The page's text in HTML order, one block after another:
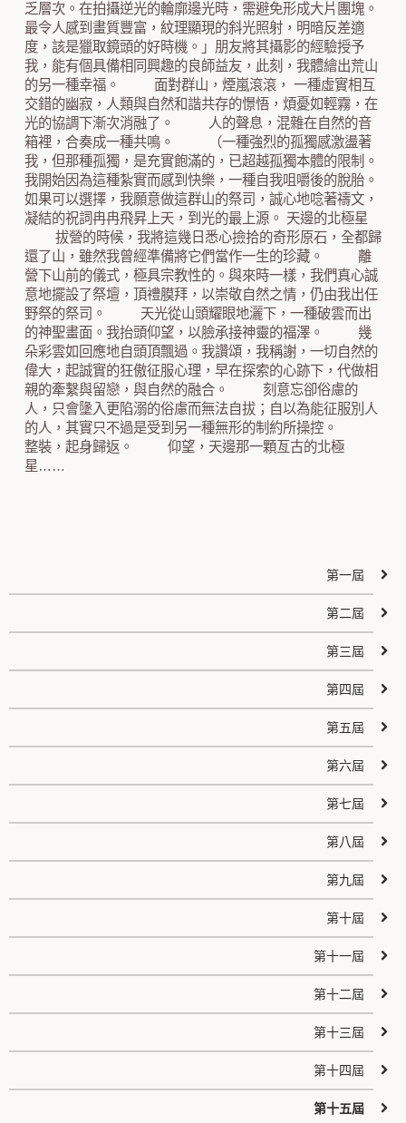
乏層次。在拍攝逆光的輪廓邊光時，需避免形成大片團塊。
最令人感到畫質豐富，紋理顯現的斜光照射，明暗反差適
度，該是獵取鏡頭的好時機。」朋友將其攝影的經驗授予
我，能有個具備相同興趣的良師益友，此刻，我體繪出荒山
的另一種幸福。 面對群山，煙嵐滾滾， 一種虛實相互
交錯的幽寂，人類與自然和諧共存的憬悟，煩憂如輕霧，在
光的協調下漸次消融了。 人的聲息，混雜在自然的音
箱裡，合奏成一種共鳴。 （一種強烈的孤獨感激盪著
我，但那種孤獨，是充實飽滿的，已超越孤獨本體的限制。
我開始因為這種紮實而感到快樂，一種自我咀嚼後的脫胎。
如果可以選擇，我願意做這群山的祭司，誠心地唸著禱文，
凝結的祝詞冉冉飛昇上天，到光的最上源。 天邊的北極星
拔營的時候，我將這幾日悉心撿拾的奇形原石，全都歸
還了山，雖然我曾經準備將它們當作一生的珍藏。 離
營下山前的儀式，極具宗教性的。與來時一樣，我們真心誠
意地擺設了祭壇，頂禮膜拜，以崇敬自然之情，仍由我出任
野祭的祭司。 天光從山頭耀眼地灑下，一種破雲而出
的神聖畫面。我抬頭仰望，以臉承接神靈的福澤。 幾
朵彩雲如回應地自頭頂飄過。我讚頌，我稱謝，一切自然的
偉大，起誠實的狂傲征服心理，早在探索的心跡下，代做相
親的牽繫與留戀，與自然的融合。 刻意忘卻俗慮的
人，只會墬入更陷溺的俗慮而無法自拔；自以為能征服別人
的人，其實只不過是受到另一種無形的制約所操控。
整裝，起身歸返。 仰望，天邊那一顆亙古的北極
星……
第一屆
第二屆
第三屆
第四屆
第五屆
第六屆
第七屆
第八屆
第九屆
第十屆
第十一屆
第十二屆
第十三屆
第十四屆
第十五屆